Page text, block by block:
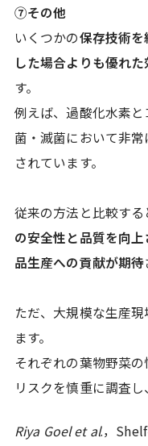
⑦その他
いくつかの保存技術
した場合よりも優れ
す。
例えば、過酸化水素
菌・滅菌において非
されています。
従来の方法と比較す
の安全性と品質を向
品生産への貢献が期待
ただ、大規模な生産
ます。
それぞれの葉物野菜
リスクを慎重に調査し
Riya Goel et al.，